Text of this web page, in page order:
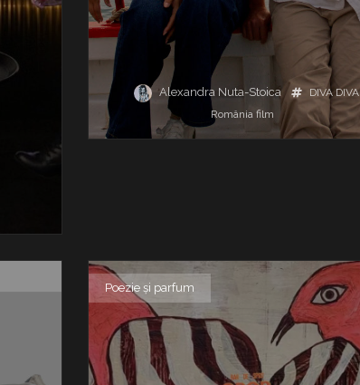
Alexandra Nuta-Stoica DIVA DIVA
România film
Poezie şi parfum